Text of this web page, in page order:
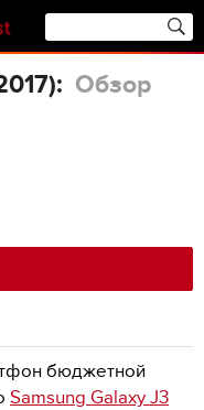
Обзор
бюджетной
Samsung Galaxy J3